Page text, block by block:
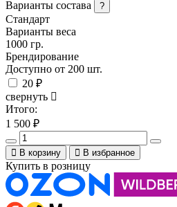
Варианты состава ?
Стандарт
Варианты веса
1000 гр.
Брендирование
Доступно от 200 шт.
20 ₽
свернуть
Итого:
1 500 ₽
В корзину В избранное
Купить в розницу